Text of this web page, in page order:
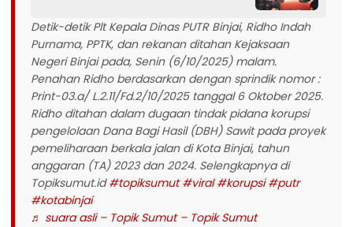
Detik-detik Plt Kepala Dinas PUTR Binjai, Ridho Indah
Purnama, PPTK, dan rekanan ditahan Kejaksaan
Negeri Binjai pada, Senin (6/10/2025) malam.
Penahan Ridho berdasarkan dengan sprindik nomor :
Print-03.a/ L.2.11/Fd.2/10/2025 tanggal 6 Oktober 2025.
Ridho ditahan dalam dugaan tindak pidana korupsi
pengelolaan Dana Bagi Hasil (DBH) Sawit pada proyek
pemeliharaan berkala jalan di Kota Binjai, tahun
anggaran (TA) 2023 dan 2024. Selengkapnya di
Topiksumut.id#topiksumut #viral #korupsi #putr
#kotabinjai
♬ suara asli – Topik Sumut – Topik Sumut